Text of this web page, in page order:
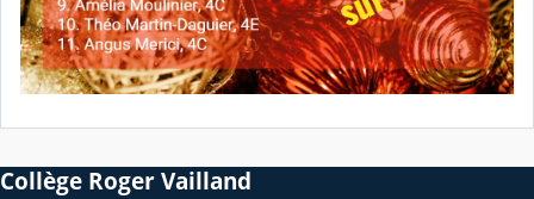
Collège Roger Vailland